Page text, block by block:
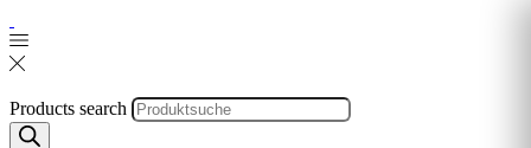
Products search